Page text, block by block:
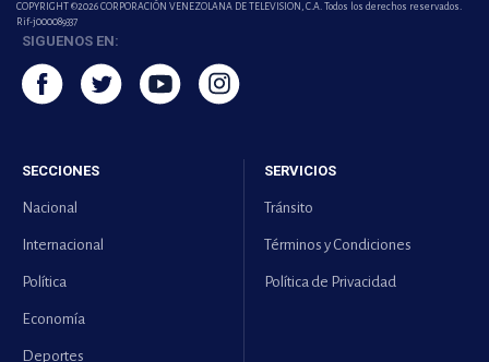
COPYRIGHT ©2026 CORPORACIÓN VENEZOLANA DE TELEVISION, C.A. Todos los derechos reservados.
Rif-j000089337
SIGUENOS EN:
SECCIONES
Nacional
Internacional
Política
Economía
Deportes
SERVICIOS
Tránsito
Términos y Condiciones
Política de Privacidad